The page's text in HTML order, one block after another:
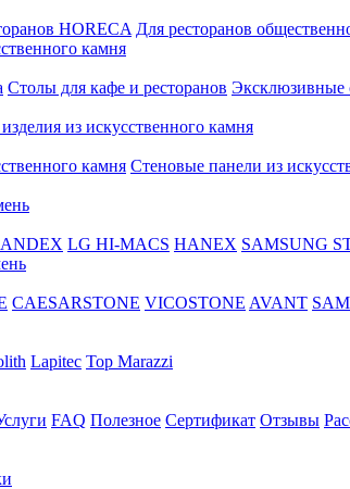
HORECA Для ресторанов
камня
Столы для кафе и ресторанов Эксклюзивные
из искусственного камня
камня Стеновые панели из
LG HI-MACS HANEX SAMSUNG
CAESARSTONE VICOSTONE AVANT
Lapitec Top Marazzi
FAQ Полезное Сертификат Отзывы